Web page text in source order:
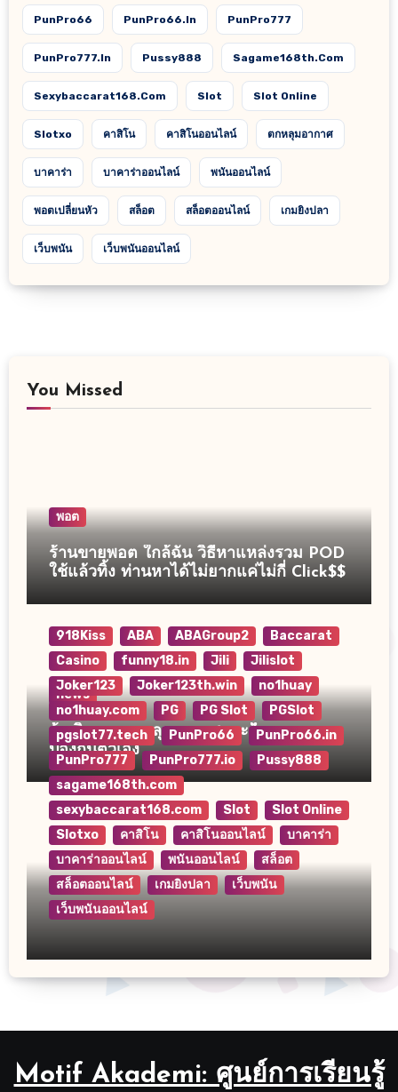
PunPro66 PunPro66.in PunPro777
PunPro777.in Pussy888 Sagame168th.com
Sexybaccarat168.com Slot Slot Online
Slotxo คาสิโน คาสิโนออนไลน์ ตกหลุมอากาศ
บาคาร่า บาคาร่าออนไลน์ พนันออนไลน์
พอตเปลี่ยนหัว สล็อต สล็อตออนไลน์ เกมยิงปลา
เว็บพนัน เว็บพนันออนไลน์
You Missed
พอต
ร้านขายพอต ใกล้ฉัน วิธีหาแหล่งรวม POD
ใช้แล้วทิ้ง ท่านหาได้ไม่ยากแค่ไม่กี่ Click$$
news
ถ้าเกิดการตกหลุมอากาศและก็แนวทาง
ป้องกันตัวเอง
918Kiss ABA ABAGroup2
Baccarat
Casino
funny18.in Jili
Jilislot
Joker123
Joker123th.win
no1huay
no1huay.com
PG PG Slot
PGSlot
pgslot77.tech
PunPro66
PunPro66.in
PunPro777
PunPro777.io
Pussy888
sagame168th.com
sexybaccarat168.com
Slot
Slot Online
Slotxo
คาสิโน คาสิโนออนไลน์
บาคาร่า
บาคาร่าออนไลน์
พนันออนไลน์
สล็อต
สล็อตออนไลน์
เกมยิงปลา
เว็บพนัน
เว็บพนันออนไลน์
Motif Akademi: ศูนย์การเรียนรู้